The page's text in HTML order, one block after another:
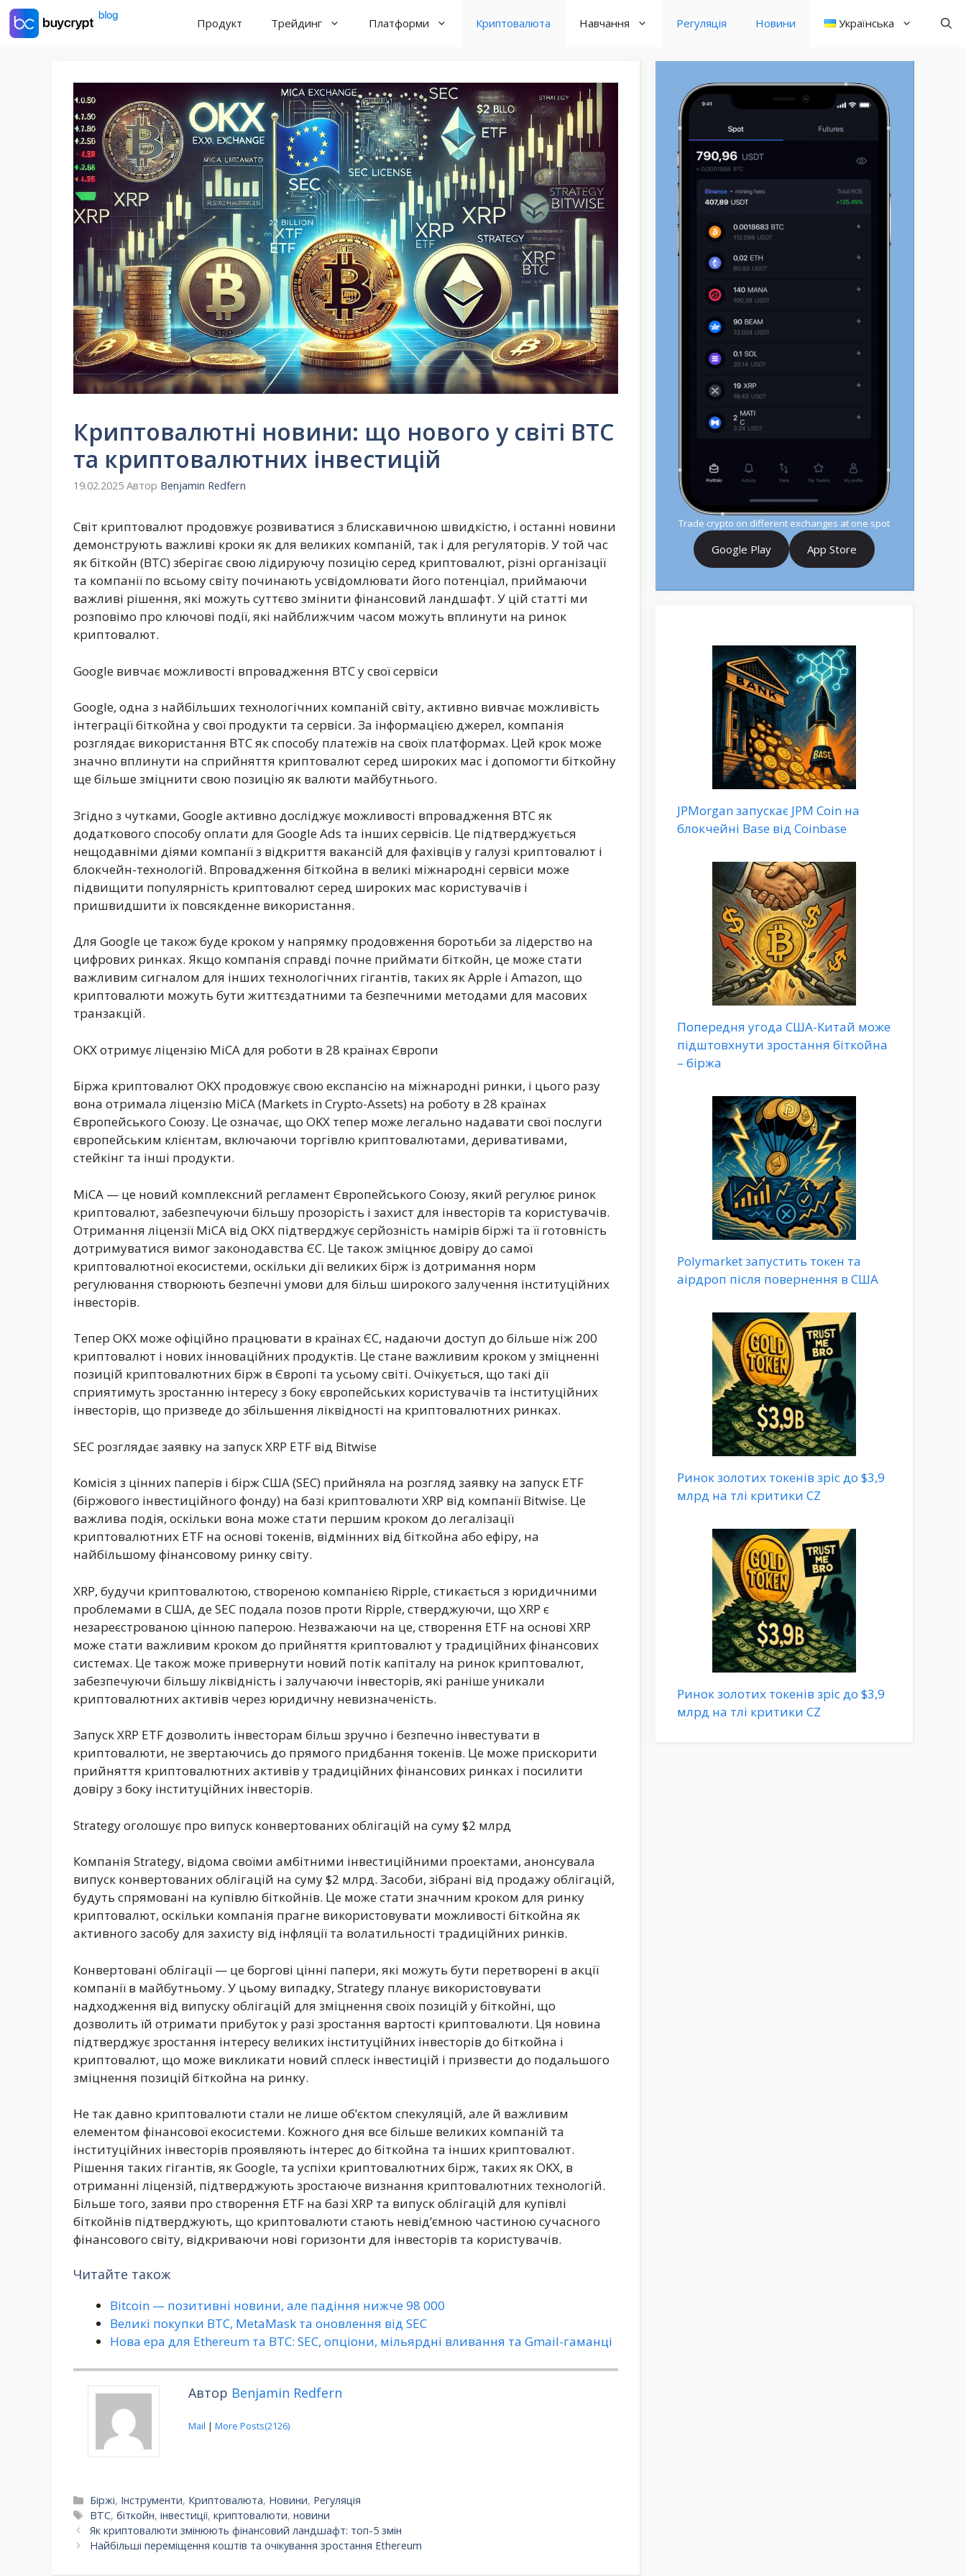
Перейти
до
Продукт Трейдинг Платформи Криптовалюта Навчання Регуляція Новини Українська
Криптовалютні новини: що нового у світі BTC
та криптовалютних інвестицій
19.02.2025 Автор Benjamin Redfern
Світ криптовалют продовжує розвиватися з блискавичною швидкістю, і останні новини
демонструють важливі кроки як для великих компаній, так і для регуляторів. У той час
як біткойн (BTC) зберігає свою лідируючу позицію серед криптовалют, різні організації
та компанії по всьому світу починають усвідомлювати його потенціал, приймаючи
важливі рішення, які можуть суттєво змінити фінансовий ландшафт. У цій статті ми
розповімо про ключові події, які найближчим часом можуть вплинути на ринок
криптовалют.
Google вивчає можливості впровадження BTC у свої сервіси
Google, одна з найбільших технологічних компаній світу, активно вивчає можливість
інтеграції біткойна у свої продукти та сервіси. За інформацією джерел, компанія
розглядає використання BTC як способу платежів на своїх платформах. Цей крок може
значно вплинути на сприйняття криптовалют серед широких мас і допомогти біткойну
ще більше зміцнити свою позицію як валюти майбутнього.
Згідно з чутками, Google активно досліджує можливості впровадження BTC як
додаткового способу оплати для Google Ads та інших сервісів. Це підтверджується
нещодавніми діями компанії з відкриття вакансій для фахівців у галузі криптовалют і
блокчейн-технологій. Впровадження біткойна в великі міжнародні сервіси може
підвищити популярність криптовалют серед широких мас користувачів і
пришвидшити їх повсякденне використання.
Для Google це також буде кроком у напрямку продовження боротьби за лідерство на
цифрових ринках. Якщо компанія справді почне приймати біткойн, це може стати
важливим сигналом для інших технологічних гігантів, таких як Apple і Amazon, що
криптовалюти можуть бути життєздатними та безпечними методами для масових
транзакцій.
OKX отримує ліцензію MiCA для роботи в 28 країнах Європи
Біржа криптовалют OKX продовжує свою експансію на міжнародні ринки, і цього разу
вона отримала ліцензію MiCA (Markets in Crypto-Assets) на роботу в 28 країнах
Європейського Союзу. Це означає, що OKX тепер може легально надавати свої послуги
європейським клієнтам, включаючи торгівлю криптовалютами, деривативами,
стейкінг та інші продукти.
MiCA — це новий комплексний регламент Європейського Союзу, який регулює ринок
криптовалют, забезпечуючи більшу прозорість і захист для інвесторів та користувачів.
Отримання ліцензії MiCA від OKX підтверджує серйозність намірів біржі та її готовність
дотримуватися вимог законодавства ЄС. Це також зміцнює довіру до самої
криптовалютної екосистеми, оскільки дії великих бірж із дотримання норм
регулювання створюють безпечні умови для більш широкого залучення інституційних
інвесторів.
Тепер OKX може офіційно працювати в країнах ЄС, надаючи доступ до більше ніж 200
криптовалют і нових інноваційних продуктів. Це стане важливим кроком у зміцненні
позицій криптовалютних бірж в Європі та усьому світі. Очікується, що такі дії
сприятимуть зростанню інтересу з боку європейських користувачів та інституційних
інвесторів, що призведе до збільшення ліквідності на криптовалютних ринках.
SEC розглядає заявку на запуск XRP ETF від Bitwise
Комісія з цінних паперів і бірж США (SEC) прийняла на розгляд заявку на запуск ETF
(біржового інвестиційного фонду) на базі криптовалюти XRP від компанії Bitwise. Це
важлива подія, оскільки вона може стати першим кроком до легалізації
криптовалютних ETF на основі токенів, відмінних від біткойна або ефіру, на
найбільшому фінансовому ринку світу.
XRP, будучи криптовалютою, створеною компанією Ripple, стикається з юридичними
проблемами в США, де SEC подала позов проти Ripple, стверджуючи, що XRP є
незареєстрованою цінною паперою. Незважаючи на це, створення ETF на основі XRP
може стати важливим кроком до прийняття криптовалют у традиційних фінансових
системах. Це також може привернути новий потік капіталу на ринок криптовалют,
забезпечуючи більшу ліквідність і залучаючи інвесторів, які раніше уникали
криптовалютних активів через юридичну невизначеність.
Запуск XRP ETF дозволить інвесторам більш зручно і безпечно інвестувати в
криптовалюти, не звертаючись до прямого придбання токенів. Це може прискорити
прийняття криптовалютних активів у традиційних фінансових ринках і посилити
довіру з боку інституційних інвесторів.
Strategy оголошує про випуск конвертованих облігацій на суму $2 млрд
Компанія Strategy, відома своїми амбітними інвестиційними проектами, анонсувала
випуск конвертованих облігацій на суму $2 млрд. Засоби, зібрані від продажу облігацій,
будуть спрямовані на купівлю біткойнів. Це може стати значним кроком для ринку
криптовалют, оскільки компанія прагне використовувати можливості біткойна як
активного засобу для захисту від інфляції та волатильності традиційних ринків.
Конвертовані облігації — це боргові цінні папери, які можуть бути перетворені в акції
компанії в майбутньому. У цьому випадку, Strategy планує використовувати
надходження від випуску облігацій для зміцнення своїх позицій у біткойні, що
дозволить їй отримати прибуток у разі зростання вартості криптовалюти. Ця новина
підтверджує зростання інтересу великих інституційних інвесторів до біткойна і
криптовалют, що може викликати новий сплеск інвестицій і призвести до подальшого
зміцнення позицій біткойна на ринку.
Не так давно криптовалюти стали не лише об’єктом спекуляцій, але й важливим
елементом фінансової екосистеми. Кожного дня все більше великих компаній та
інституційних інвесторів проявляють інтерес до біткойна та інших криптовалют.
Рішення таких гігантів, як Google, та успіхи криптовалютних бірж, таких як OKX, в
отриманні ліцензій, підтверджують зростаюче визнання криптовалютних технологій.
Більше того, заяви про створення ETF на базі XRP та випуск облігацій для купівлі
біткойнів підтверджують, що криптовалюти стають невід’ємною частиною сучасного
фінансового світу, відкриваючи нові горизонти для інвесторів та користувачів.
Читайте також
Bitcoin — позитивні новини, але падіння нижче 98 000
Великі покупки BTC, MetaMask та оновлення від SEC
Нова ера для Ethereum та BTC: SEC, опціони, мільярдні вливання та Gmail-гаманці
Автор Benjamin Redfern
Mail | More Posts(2126)
Категорії
Біржі, Інструменти, Криптовалюта, Новини, Регуляція
Позначки
BTC,біткойн,інвестиції,криптовалюти,новини
Як криптовалюти змінюють фінансовий ландшафт: топ-5 змін
Найбільші переміщення коштів та очікування зростання Ethereum
Trade crypto on different exchanges at one spot
Google Play App Store
JPMorgan запускає JPM Coin на
блокчейні Base від Coinbase
Попередня угода США-Китай може
підштовхнути зростання біткойна
– біржа
Polymarket запустить токен та
аірдроп після повернення в США
Ринок золотих токенів зріс до $3,9
млрд на тлі критики CZ
Ринок золотих токенів зріс до $3,9
млрд на тлі критики CZ